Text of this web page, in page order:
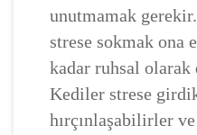
unutmamak
strese sokmak ona
kadar ruhsal olarak
Kediler strese
hırçınlaşabilirler